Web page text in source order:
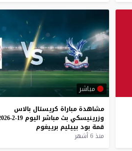
مباشر
مشاهدة مباراة كريستال بالاس
وزرينيسكي بث مباشر اليوم 19-2-2026
قمة بود بييليم برييغوم
منذ 6 أشهر